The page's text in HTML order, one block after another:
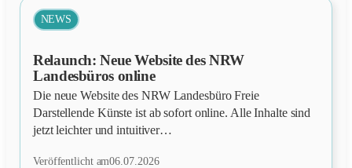
NEWS
Relaunch: Neue Website des NRW
Landesbüros online
Die neue Website des NRW Landesbüro Freie
Darstellende Künste ist ab sofort online. Alle Inhalte sind
jetzt leichter und intuitiver…
Veröffentlicht am06.07.2026